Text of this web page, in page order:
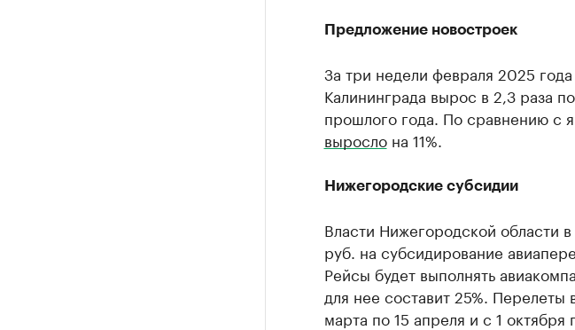
Предложение новостроек
За три недели февраля 2025
Калининграда вырос в 2,3 раза
прошлого года. По сравнению с
вырослона 11%.
Нижегородские субсидии
Власти Нижегородской области
руб. на субсидирование
Рейсы будет выполнять
для нее составит 25%. Перелеты
марта по 15 апреля и с 1 октября